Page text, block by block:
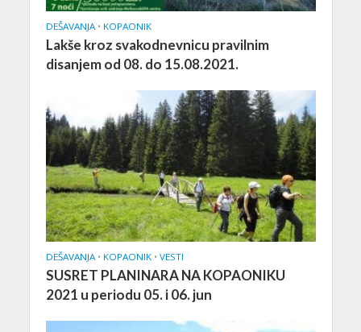
DEŠAVANJA • KOPAONIK
Lakše kroz svakodnevnicu pravilnim
disanjem od 08. do 15.08.2021.
DEŠAVANJA • KOPAONIK • VESTI
SUSRET PLANINARA NA KOPAONIKU
2021 u periodu 05. i 06. jun